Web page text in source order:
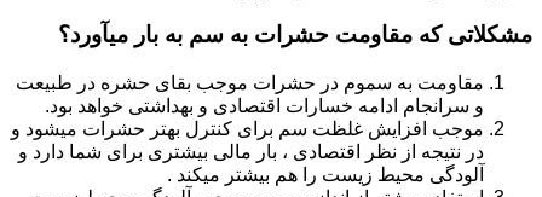
مشکلاتی که مقاومت حشرات به سم به بار میآورد؟
مقاومت به سموم در حشرات موجب بقای حشره در طبیعت
و سرانجام ادامه خسارات اقتصادی و بهداشتی خواهد بود.
موجب افزایش غلظت سم برای کنترل بهتر حشرات میشود و
در نتیجه از نظر اقتصادی ، بار مالی بیشتری برای شما دارد و
آلودگی محیط زیست را هم بیشتر میکند .